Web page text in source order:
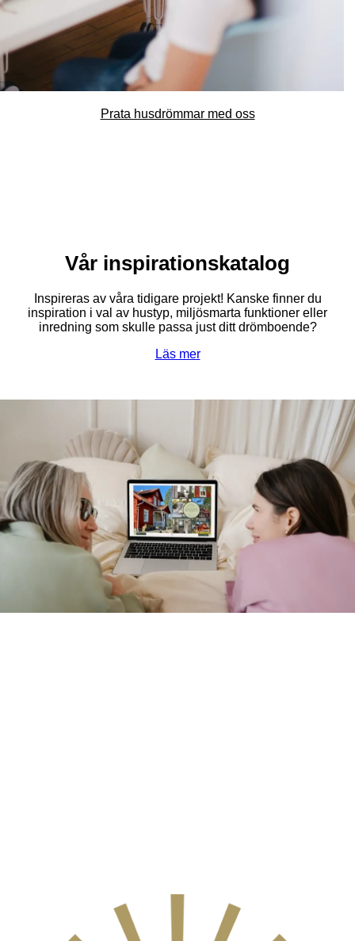
Prata husdrömmar med oss
Vår inspirationskatalog
Inspireras av våra tidigare projekt! Kanske finner du
inspiration i val av hustyp, miljösmarta funktioner eller
inredning som skulle passa just ditt drömboende?
Läs mer